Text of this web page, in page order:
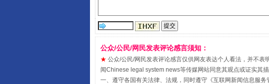
受贿1.44亿！段成刚被判无期
公众/公民/网民发表评论感言须知：
★ 公众/公民/网民发表评论感言仅供网友表达个人看法，并不
闻Chinese legal system news等传媒网站同意其观点或证实其
一、遵守各国有关法律、法规，同时遵守《互联网新闻信息服务